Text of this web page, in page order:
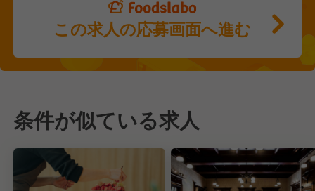
この求人の応募画面へ進む
条件が似ている求人